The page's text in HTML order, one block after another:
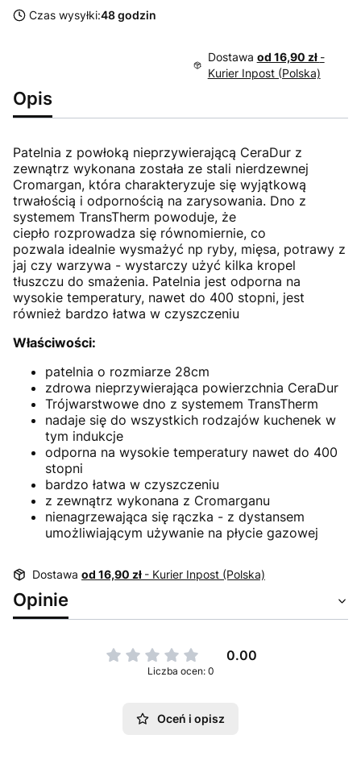
Czas wysyłki:48 godzin
Dostawa od 16,90 zł -
Kurier Inpost (Polska)
Opis
Patelnia z powłoką nieprzywierającą CeraDur z
zewnątrz wykonana została ze stali nierdzewnej
Cromargan, która charakteryzuje się wyjątkową
trwałością i odpornością na zarysowania. Dno z
systemem TransTherm powoduje, że
ciepło rozprowadza się równomiernie, co
pozwala idealnie wysmażyć np ryby, mięsa, potrawy z
jaj czy warzywa - wystarczy użyć kilka kropel
tłuszczu do smażenia. Patelnia jest odporna na
wysokie temperatury, nawet do 400 stopni, jest
również bardzo łatwa w czyszczeniu
Właściwości:
patelnia o rozmiarze 28cm
zdrowa nieprzywierająca powierzchnia CeraDur
Trójwarstwowe dno z systemem TransTherm
nadaje się do wszystkich rodzajów kuchenek w
tym indukcje
odporna na wysokie temperatury nawet do 400
stopni
bardzo łatwa w czyszczeniu
z zewnątrz wykonana z Cromarganu
nienagrzewająca się rączka - z dystansem
umożliwiającym używanie na płycie gazowej
Dostawa od 16,90 zł - Kurier Inpost (Polska)
Opinie
0.00
Liczba ocen: 0
Oceń i opisz